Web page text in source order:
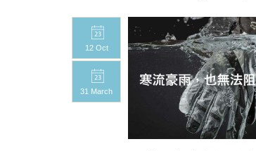
12 Oct
31 March